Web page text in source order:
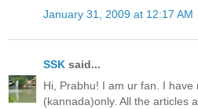
January 31, 2009 at 12:17 AM
SSK said...
Hi, Prabhu! I am ur fan. I have
(kannada)only. All the articles